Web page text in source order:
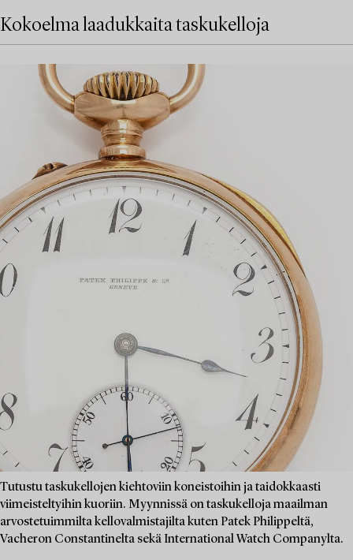
Kokoelma laadukkaita taskukelloja
Tutustu taskukellojen kiehtoviin koneistoihin ja taidokkaasti
viimeisteltyihin kuoriin. Myynnissä on taskukelloja maailman
arvostetuimmilta kellovalmistajilta kuten Patek Philippeltä,
Vacheron Constantinelta sekä International Watch Companylta.